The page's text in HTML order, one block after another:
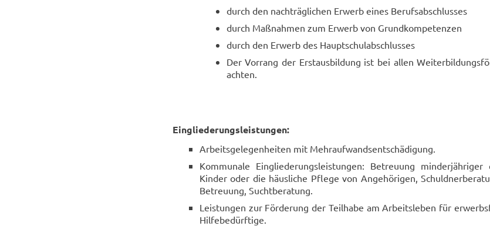
durch den nach­träg­li­chen Er­werb eines Be­rufs­ab­schlus­ses
durch Maß­nah­men zum Er­werb von Grund­kom­pe­ten­zen
durch den Er­werb des Haupt­schul­ab­schlus­ses
Der Vor­rang der Erst­aus­bil­dung ist bei allen
ach­ten.
Ein­glie­de­rungs­leis­tun­gen:
Ar­beits­ge­le­gen­hei­ten mit Mehr­auf­wands­ent­schä­di­gung.
Kom­mu­na­le Ein­glie­de­rungs­leis­tun­gen: Be­treu­ung
Kin­der oder die häus­li­che Pfle­ge von An­ge­hö­ri­gen,
Be­treu­ung, Sucht­be­ra­tung.
Leis­tun­gen zur För­de­rung der Teil­ha­be am Ar­beits­le­ben für
Hil­fe­be­dürf­ti­ge.